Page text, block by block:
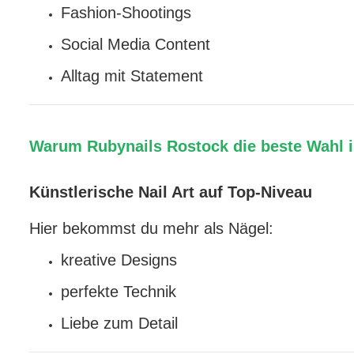
Fashion-Shootings
Social Media Content
Alltag mit Statement
Warum Rubynails Rostock die beste Wahl
Künstlerische Nail Art auf Top-Niveau
Hier bekommst du mehr als Nägel:
kreative Designs
perfekte Technik
Liebe zum Detail